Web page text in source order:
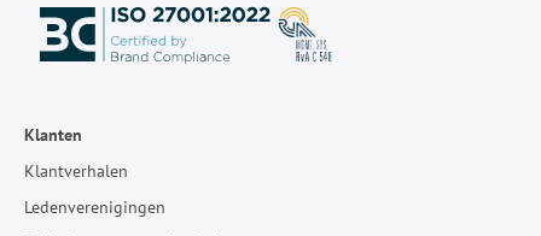
Klanten
Klantverhalen
Ledenverenigingen